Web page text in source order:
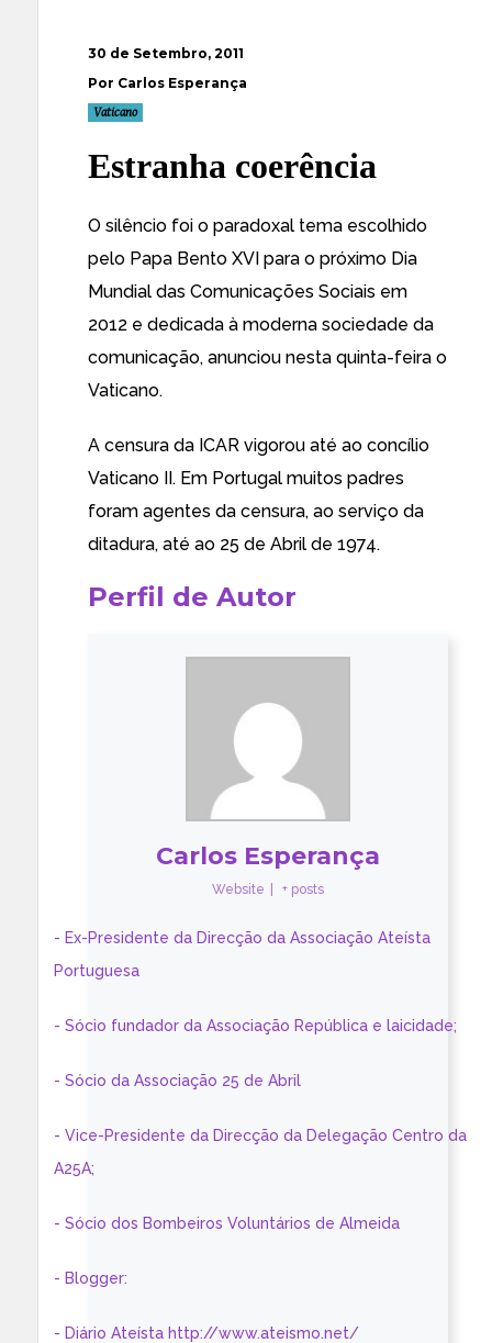
30 de Setembro, 2011
Por Carlos Esperança
Vaticano
Estranha coerência
O silêncio foi o paradoxal tema escolhido
pelo Papa Bento XVI para o próximo Dia
Mundial das Comunicações Sociais em
2012 e dedicada à moderna sociedade da
comunicação, anunciou nesta quinta-feira o
Vaticano.
A censura da ICAR vigorou até ao concílio
Vaticano II. Em Portugal muitos padres
foram agentes da censura, ao serviço da
ditadura, até ao 25 de Abril de 1974.
Perfil de Autor
Carlos Esperança
Website + posts
- Ex-Presidente da Direcção da Associação Ateísta
Portuguesa
- Sócio fundador da Associação República e laicidade;
- Sócio da Associação 25 de Abril
- Vice-Presidente da Direcção da Delegação Centro da
A25A;
- Sócio dos Bombeiros Voluntários de Almeida
- Blogger:
- Diário Ateísta http://www.ateismo.net/